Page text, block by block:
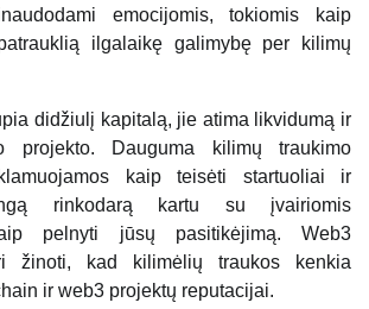
emocijomis, tokiomis kaip
ilgalaikę galimybę per kilimų
didžiulį kapitalą, jie atima likvidumą ir
projekto. Dauguma kilimų traukimo
kaip teisėti startuoliai ir
rinkodarą kartu su įvairiomis
pelnyti jūsų pasitikėjimą. Web3
žinoti, kad kilimėlių traukos kenkia
ir web3 projektų reputacijai.